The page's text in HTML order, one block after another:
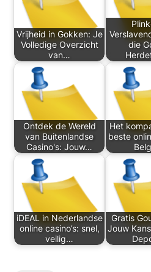
Vrijheid in Gokken: Je
Volledige Overzicht
van…
die
Ontdek de Wereld
van Buitenlandse
Casino's: Jouw…
Het
beste
iDEAL in Nederlandse
online casino’s: snel,
veilig…
Gratis
Jouw